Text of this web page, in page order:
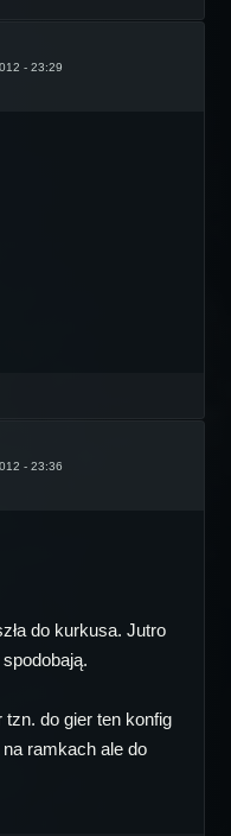
- 23:29
- 23:36
do kurkusa. Jutro
tzn. do gier ten konfig
ramkach ale do